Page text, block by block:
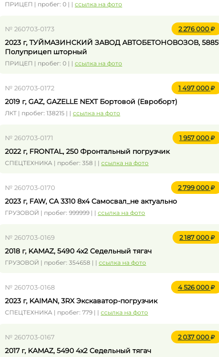
ПРИЦЕП | пробег: 0 | | ссылка на фото
№ 260703-0173 2 276 000
2023 г, ТУЙМАЗИНСКИЙ ЗАВОД АВТОБЕТОНОВОЗОВ,
Полуприцеп шторный
ПРИЦЕП | пробег: 0 | | ссылка на фото
№ 260703-0172 1 497 000
2019 г, GAZ, GAZELLE NEXT Бортовой (Евроборт)
ЛКТ | пробег: 138215 | | ссылка на фото
№ 260703-0171 1 957 000
2022 г, FRONTAL, 250 Фронтальный погрузчик
СПЕЦТЕХНИКА | пробег: 358 | | ссылка на фото
№ 260703-0170 2 799 000
2023 г, FAW, CA 3310 8x4 Самосвал_не актуально
ГРУЗОВОЙ | пробег: 999999 | | ссылка на фото
№ 260703-0169 2 187 000
2018 г, KAMAZ, 5490 4x2 Седельный тягач
ГРУЗОВОЙ | пробег: 354658 | | ссылка на фото
№ 260703-0168 4 526 000
2023 г, KAIMAN, 3RX Экскаватор-погрузчик
СПЕЦТЕХНИКА | пробег: 779 | | ссылка на фото
№ 260703-0167 2 037 000
2017 г, KAMAZ, 5490 4x2 Седельный тягач